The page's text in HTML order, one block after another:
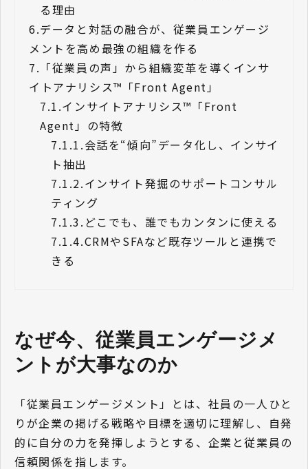
る理由
6.データと対話の融合が、従業員エンゲージ
メントを高め最強の組織を作る
7. 「従業員の声」から組織変革を導くインサ
イトアナリシス™「Front Agent」
7.1.インサイトアナリシス™「Front
Agent」の特徴
7.1.1.会話を“傾向”データ化し、インサイ
ト抽出
7.1.2.インサイト発掘のサポートコンサル
ティング
7.1.3. どこでも、誰でもカンタンに使える
7.1.4.CRMやSFAなど既存ツールと連携で
きる
なぜ今、従業員エンゲージメ
ントが大事なのか
「従業員エンゲージメント」とは、社員の一人ひと
りが企業の掲げる戦略や目標を適切に理解し、自発
的に自分の力を発揮しようとする、企業と従業員の
信頼関係を指します。